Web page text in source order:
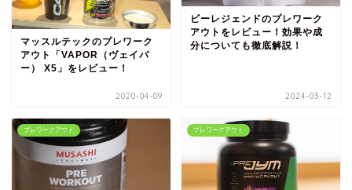
マッスルテックのプレワーク
アウト「VAPOR（ヴェイパ
ー） X5」をレビュー！
2020-04-09
ビーレジェンドのプレワーク
アウトをレビュー！効果や成
分についても徹底解説！
2024-03-12
プレワークアウト プレワークアウト